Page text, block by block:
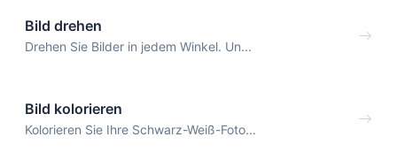
Bild drehen
Drehen Sie Bilder in jedem Winkel. Un...
Bild kolorieren
Kolorieren Sie Ihre Schwarz-Weiß-Foto...